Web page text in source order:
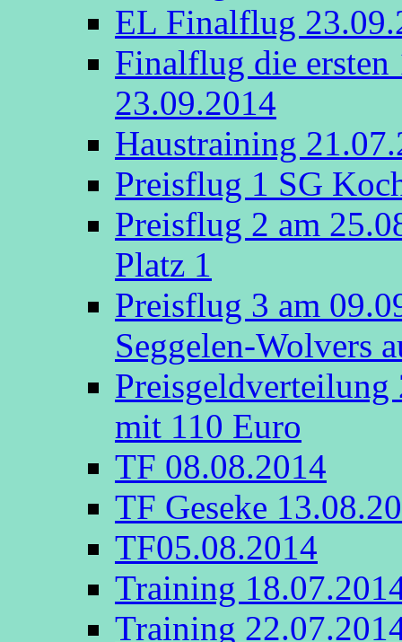
EL Finalflug
Finalflug die ersten
23.09.2014
Haustraining
Preisflug 1 SG
Preisflug 2 am
Platz 1
Preisflug 3 am
Seggelen-Wolvers
Preisgeldverteilung
mit 110 Euro
TF 08.08.2014
TF Geseke
TF05.08.2014
Training
Training